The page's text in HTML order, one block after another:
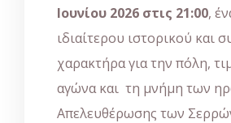
Ιουνίου 2026 στις 21:00,
ιδιαίτερου ιστορικού και
χαρακτήρα για την πόλη,
αγώνα και τη μνήμη των
Απελευθέρωσης των